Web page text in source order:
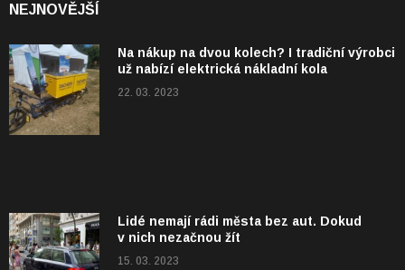
NEJNOVĚJŠÍ
Na nákup na dvou kolech? I tradiční výrobci
už nabízí elektrická nákladní kola
22. 03. 2023
Lidé nemají rádi města bez aut. Dokud
v nich nezačnou žít
15. 03. 2023